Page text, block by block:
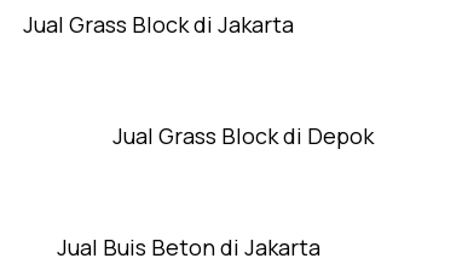
Jual Grass Block di Jakarta
Jual Grass Block di Depok
Jual Buis Beton di Jakarta